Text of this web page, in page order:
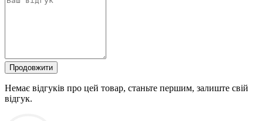
Продовжити
Немає відгуків про цей товар, станьте першим, залиште свій
відгук.